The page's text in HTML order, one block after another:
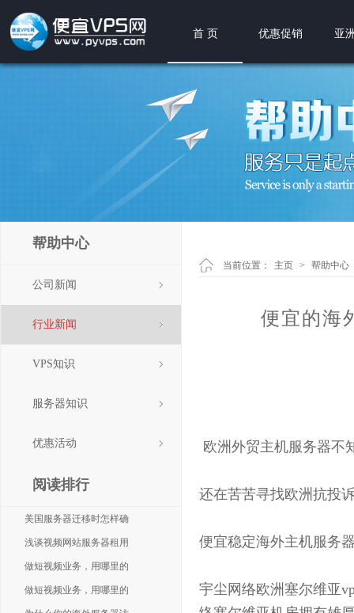
首 页 优惠促销 亚
帮助中心
公司新闻
行业新闻
VPS知识
服务器知识
优惠活动
阅读排行
美国服务器迁移时怎样确
浅谈视频网站服务器租用
做短视频业务，用哪里的
做短视频业务，用哪里的
当前位置： 主页 > 帮助中心
便宜的海
欧洲外贸主机服务器不
还在苦苦寻找欧洲抗投
便宜稳定海外主机服务
宇尘网络欧洲塞尔维亚